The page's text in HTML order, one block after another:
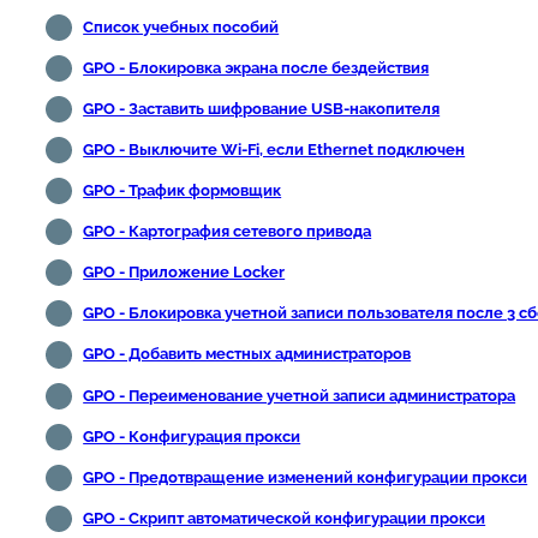
Список учебных пособий
GPO - Блокировка экрана после бездействия
GPO - Заставить шифрование USB-накопителя
GPO - Выключите Wi-Fi, если Ethernet подключен
GPO - Трафик формовщик
GPO - Картография сетевого привода
GPO - Приложение Locker
GPO - Блокировка учетной записи пользователя после 3
GPO - Добавить местных администраторов
GPO - Переименование учетной записи администратора
GPO - Конфигурация прокси
GPO - Предотвращение изменений конфигурации прокси
GPO - Скрипт автоматической конфигурации прокси